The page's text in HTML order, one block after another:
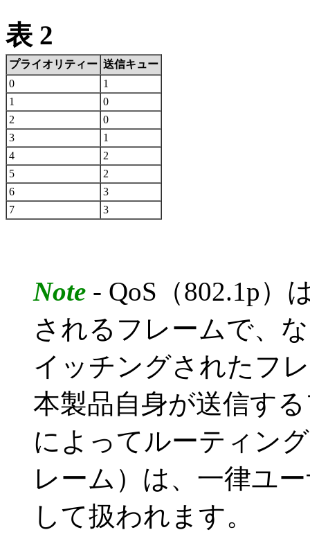
表 2
プライオリティー 送信キュー
0
1
1
0
2
0
3
1
4
2
5
2
6
3
7
3
Note - QoS（802.1p）
されるフレームで、
イッチングされたフ
本製品自身が送信す
によってルーティン
レーム）は、一律ユ
して扱われます。